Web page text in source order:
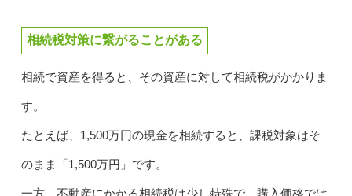
相続税対策に繋がることがある
相続で資産を得ると、その資産に対して相続税がかかりま
す。
たとえば、1,500万円の現金を相続すると、課税対象はそ
のまま「1,500万円」です。
一方、不動産にかかる相続税は少し特殊で、購入価格では